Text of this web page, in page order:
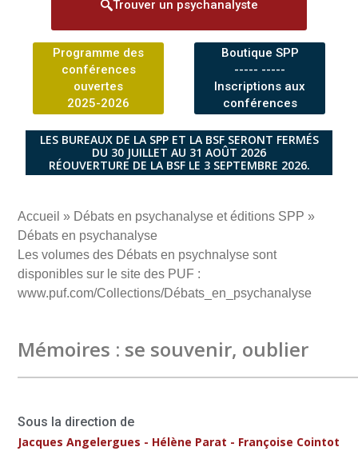
Trouver un psychanalyste
Programme des
conférences
ouvertes
2025-2026
Boutique SPP
----- -----
Inscriptions aux
conférences
LES BUREAUX DE LA SPP ET LA BSF SERONT FERMÉS
DU 30 JUILLET AU 31 AOÛT 2026
RÉOUVERTURE DE LA BSF LE 3 SEPTEMBRE 2026.
Accueil » Débats en psychanalyse et éditions SPP »
Débats en psychanalyse
Les volumes des Débats en psychnalyse sont
disponibles sur le site des PUF :
www.puf.com/Collections/Débats_en_psychanalyse
Mémoires : se souvenir, oublier
Sous la direction de
Jacques Angelergues - Hélène Parat - Françoise Cointot